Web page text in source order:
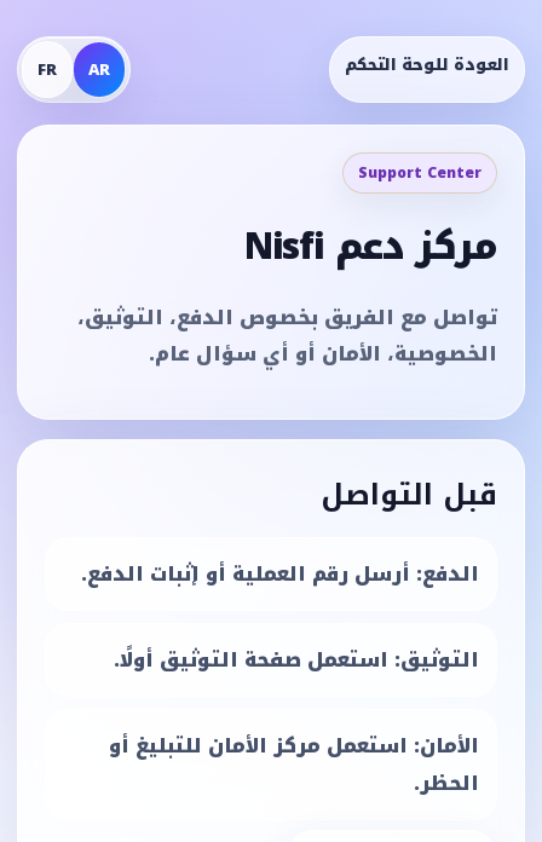
العودة للوحة التحكم AR
FR
Support Center
مركز دعم Nisfi
تواصل مع الفريق بخصوص الدفع، التوثيق،
الخصوصية، الأمان أو أي سؤال عام.
قبل التواصل
الدفع: أرسل رقم العملية أو إثبات الدفع.
التوثيق: استعمل صفحة التوثيق أولًا.
الأمان: استعمل مركز الأمان للتبليغ أو
الحظر.